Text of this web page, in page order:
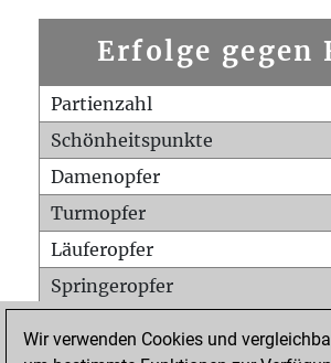
Erfolge gegen
Partienzahl
Schönheitspunkte
Damenopfer
Turmopfer
Läuferopfer
Springeropfer
Wir verwenden Cookies und